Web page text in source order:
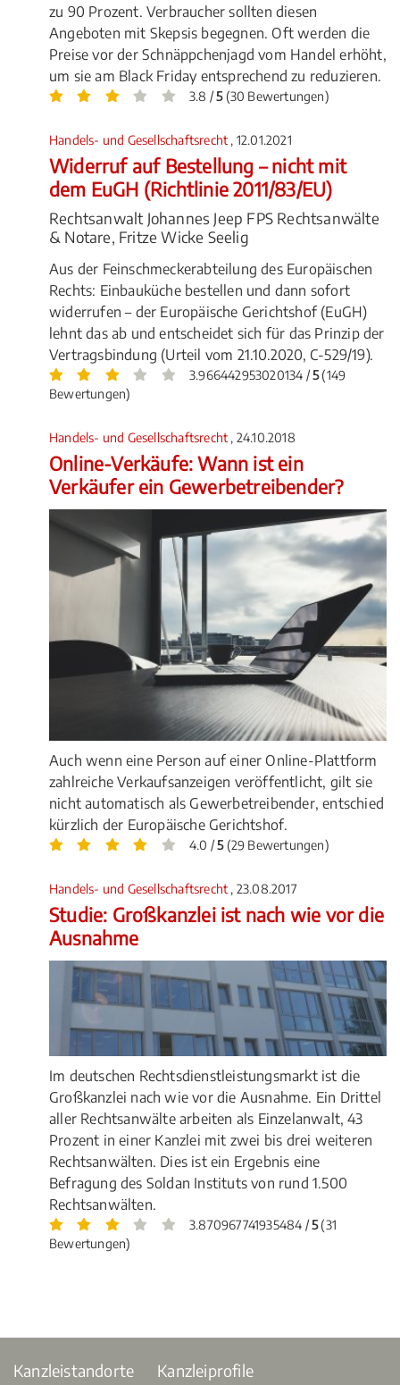
zu 90 Prozent. Verbraucher sollten diesen
Angeboten mit Skepsis begegnen. Oft werden die
Preise vor der Schnäppchenjagd vom Handel erhöht,
um sie am Black Friday entsprechend zu reduzieren.
3.8 /5(30 Bewertungen)
Handels- und Gesellschaftsrecht , 12.01.2021
Widerruf auf Bestellung – nicht mit
dem EuGH (Richtlinie 2011/83/EU)
Rechtsanwalt Johannes Jeep FPS Rechtsanwälte
& Notare, Fritze Wicke Seelig
Aus der Feinschmeckerabteilung des Europäischen
Rechts: Einbauküche bestellen und dann sofort
widerrufen – der Europäische Gerichtshof (EuGH)
lehnt das ab und entscheidet sich für das Prinzip der
Vertragsbindung (Urteil vom 21.10.2020, C-529/19).
3.966442953020134 /5(149
Bewertungen)
Handels- und Gesellschaftsrecht , 24.10.2018
Online-Verkäufe: Wann ist ein
Verkäufer ein Gewerbetreibender?
Auch wenn eine Person auf einer Online-Plattform
zahlreiche Verkaufsanzeigen veröffentlicht, gilt sie
nicht automatisch als Gewerbetreibender, entschied
kürzlich der Europäische Gerichtshof.
4.0 /5(29 Bewertungen)
Handels- und Gesellschaftsrecht, 23.08.2017
Studie: Großkanzlei ist nach wie vor die
Ausnahme
Im deutschen Rechtsdienstleistungsmarkt ist die
Großkanzlei nach wie vor die Ausnahme. Ein Drittel
aller Rechtsanwälte arbeiten als Einzelanwalt, 43
Prozent in einer Kanzlei mit zwei bis drei weiteren
Rechtsanwälten. Dies ist ein Ergebnis eine
Befragung des Soldan Instituts von rund 1.500
Rechtsanwälten.
3.870967741935484 /5(31
Bewertungen)
Kanzleistandorte Kanzleiprofile